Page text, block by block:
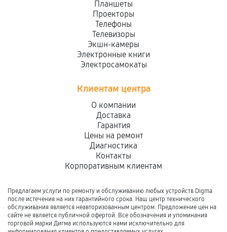
Планшеты
Проекторы
Телефоны
Телевизоры
Экшн-камеры
Электронные книги
Электросамокаты
Клиентам центра
О компании
Доставка
Гарантия
Цены на ремонт
Диагностика
Контакты
Корпоративным клиентам
Предлагаем услуги по ремонту и обслуживанию любых устройств Digma
после истечения на них гарантийного срока. Наш центр технического
обслуживания является неавторизованным центром. Предложение цен на
сайте не является публичной офертой. Все обозначения и упоминания
торговой марки Дигма используются нами исключительно для